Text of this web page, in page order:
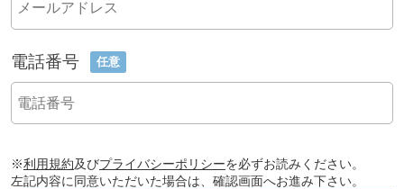
電話番号 任意
※利用規約及びプライバシーポリシーを必ずお読みください。
左記内容に同意いただいた場合は、確認画面へお進み下さい。